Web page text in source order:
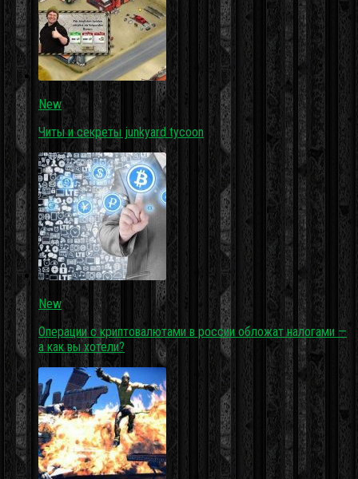
New
Читы и секреты junkyard tycoon
New
Операции с криптовалютами в россии обложат налогами —
а как вы хотели?